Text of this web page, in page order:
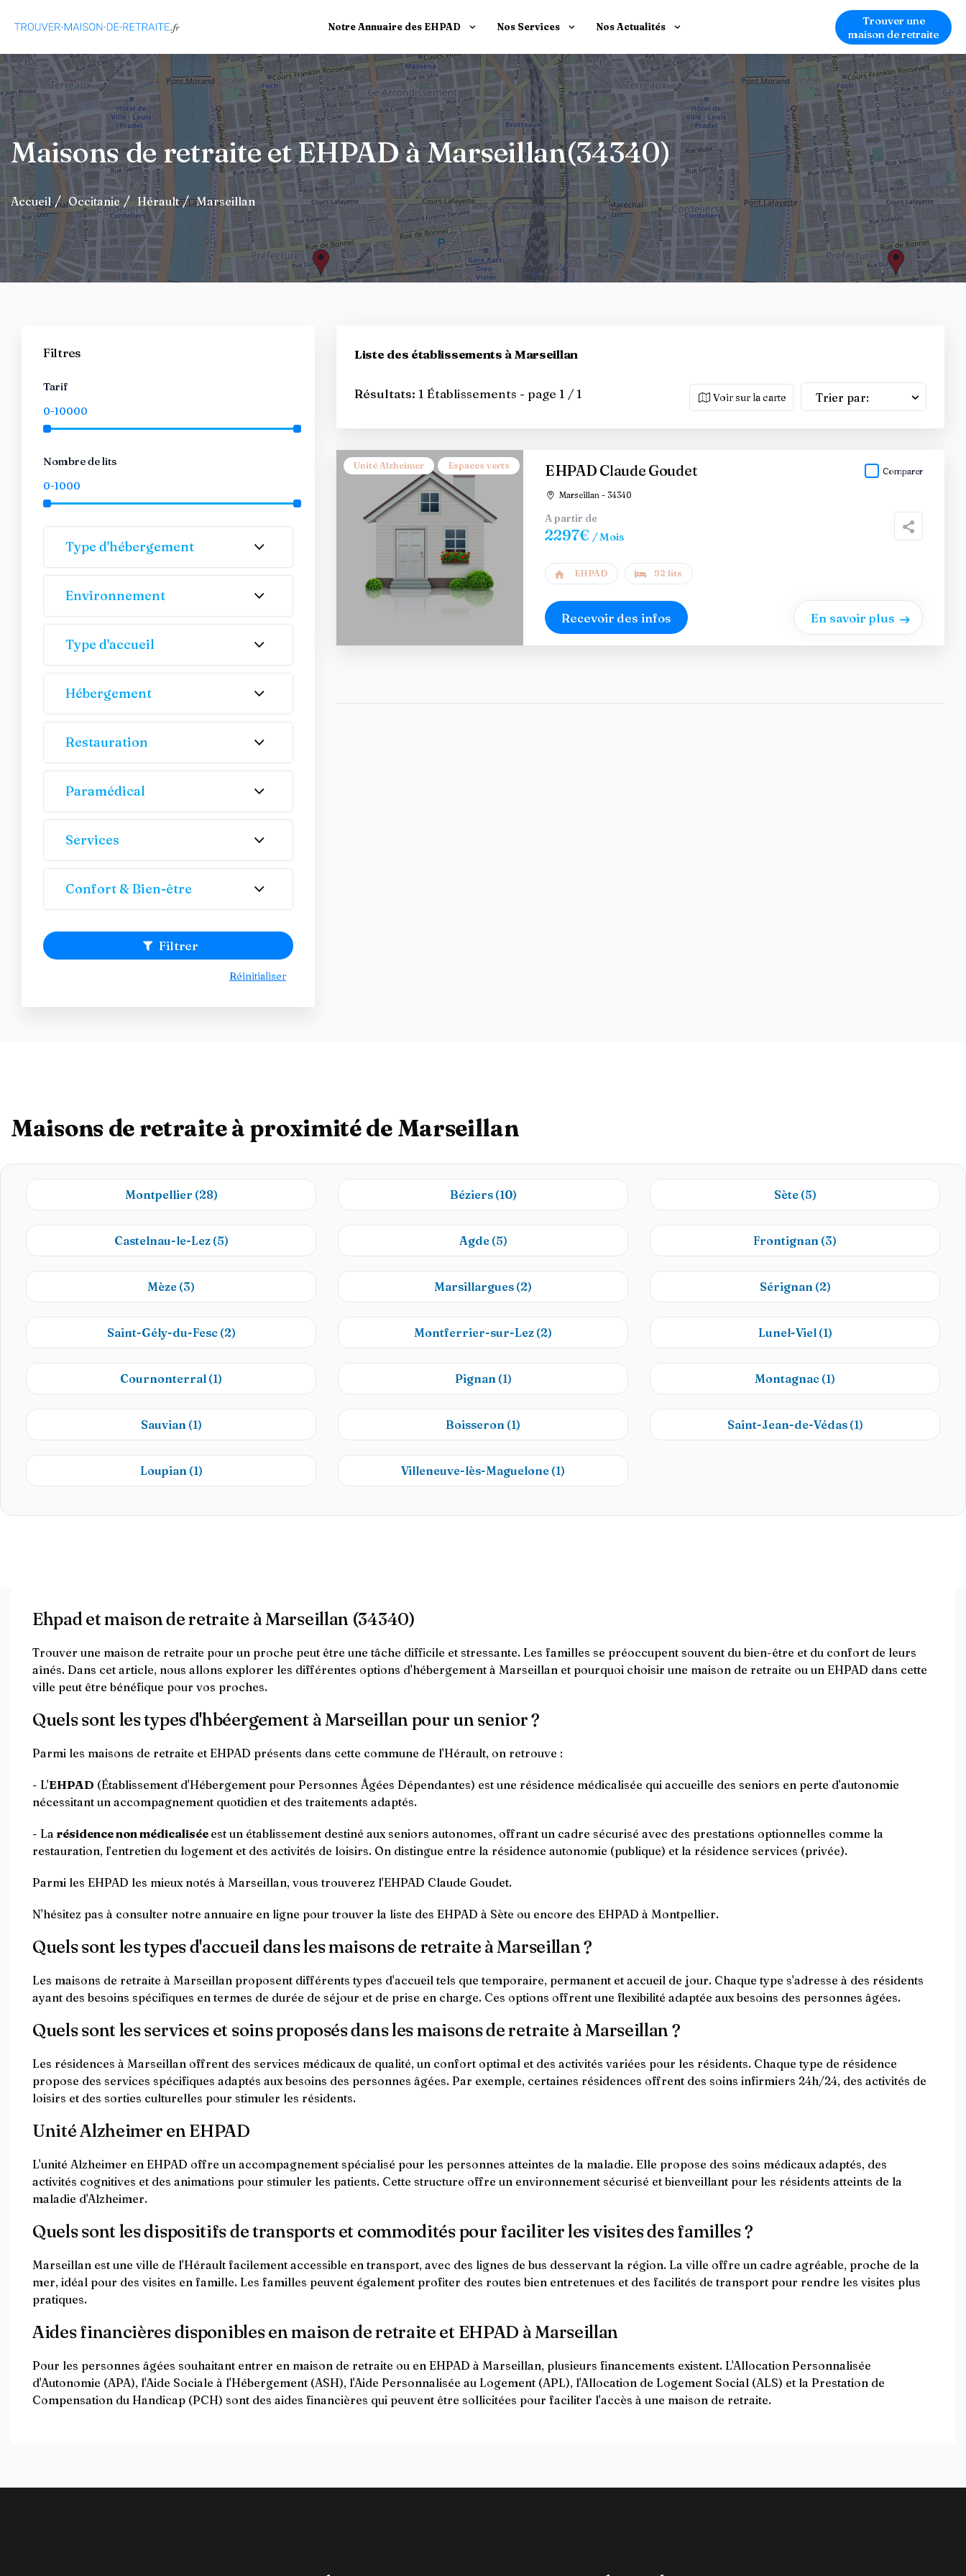
Notre Annuaire des EHPAD Nos Services Nos Actualités
Trouver une
maison de retraite
Maisons de retraite et EHPAD à Marseillan(34340)
Accueil Occitanie Hérault Marseillan
Liste des établissements à Marseillan
Résultats: 1 Établissements - page 1 / 1 Voir sur la carte Trier par:
Unité Alzheimer Espaces verts EHPAD Claude Goudet
Marseillan - 34340
Comparer
A partir de
2297€ / Mois
EHPAD 92 lits
Recevoir des infos En savoir plus
Filtres
Tarif
Nombre de lits
Type d'hébergement
Environnement
Type d'accueil
Hébergement
Restauration
Paramédical
Services
Confort & Bien-être
Filtrer
Réinitialiser
Maisons de retraite à proximité de Marseillan
Montpellier (28) Béziers (10) Sète (5)
Castelnau-le-Lez (5) Agde (5) Frontignan (3)
Mèze (3) Marsillargues (2) Sérignan (2)
Saint-Gély-du-Fesc (2) Montferrier-sur-Lez (2) Lunel-Viel (1)
Cournonterral (1) Pignan (1) Montagnac (1)
Sauvian (1) Boisseron (1) Saint-Jean-de-Védas (1)
Loupian (1) Villeneuve-lès-Maguelone (1)
Ehpad et maison de retraite à Marseillan (34340)
Trouver une maison de retraite pour un proche peut être une tâche difficile et stressante. Les familles se préoccupent souvent du bien-être et du confort de leurs
aînés. Dans cet article, nous allons explorer les différentes options d'hébergement à Marseillan et pourquoi choisir une maison de retraite ou un EHPAD dans cette
ville peut être bénéfique pour vos proches.
Quels sont les types d'hbéergement à Marseillan pour un senior ?
Parmi les maisons de retraite et EHPAD présents dans cette commune de l'Hérault, on retrouve :
- L'EHPAD (Établissement d'Hébergement pour Personnes Âgées Dépendantes) est une résidence médicalisée qui accueille des seniors en perte d'autonomie
nécessitant un accompagnement quotidien et des traitements adaptés.
- La résidence non médicalisée est un établissement destiné aux seniors autonomes, offrant un cadre sécurisé avec des prestations optionnelles comme la
restauration, l’entretien du logement et des activités de loisirs. On distingue entre la résidence autonomie (publique) et la résidence services (privée).
Parmi les EHPAD les mieux notés à Marseillan, vous trouverez l'EHPAD Claude Goudet.
N'hésitez pas à consulter notre annuaire en ligne pour trouver la liste des EHPAD à Sète ou encore des EHPAD à Montpellier.
Quels sont les types d'accueil dans les maisons de retraite à Marseillan ?
Les maisons de retraite à Marseillan proposent différents types d'accueil tels que temporaire, permanent et accueil de jour. Chaque type s'adresse à des résidents
ayant des besoins spécifiques en termes de durée de séjour et de prise en charge. Ces options offrent une flexibilité adaptée aux besoins des personnes âgées.
Quels sont les services et soins proposés dans les maisons de retraite à Marseillan ?
Les résidences à Marseillan offrent des services médicaux de qualité, un confort optimal et des activités variées pour les résidents. Chaque type de résidence
propose des services spécifiques adaptés aux besoins des personnes âgées. Par exemple, certaines résidences offrent des soins infirmiers 24h/24, des activités de
loisirs et des sorties culturelles pour stimuler les résidents.
Unité Alzheimer en EHPAD
L'unité Alzheimer en EHPAD offre un accompagnement spécialisé pour les personnes atteintes de la maladie. Elle propose des soins médicaux adaptés, des
activités cognitives et des animations pour stimuler les patients. Cette structure offre un environnement sécurisé et bienveillant pour les résidents atteints de la
maladie d'Alzheimer.
Quels sont les dispositifs de transports et commodités pour faciliter les visites des familles ?
Marseillan est une ville de l'Hérault facilement accessible en transport, avec des lignes de bus desservant la région. La ville offre un cadre agréable, proche de la
mer, idéal pour des visites en famille. Les familles peuvent également profiter des routes bien entretenues et des facilités de transport pour rendre les visites plus
pratiques.
Aides financières disponibles en maison de retraite et EHPAD à Marseillan
Pour les personnes âgées souhaitant entrer en maison de retraite ou en EHPAD à Marseillan, plusieurs financements existent. L'Allocation Personnalisée
d'Autonomie (APA), l'Aide Sociale à l'Hébergement (ASH), l'Aide Personnalisée au Logement (APL), l'Allocation de Logement Social (ALS) et la Prestation de
Compensation du Handicap (PCH) sont des aides financières qui peuvent être sollicitées pour faciliter l'accès à une maison de retraite.